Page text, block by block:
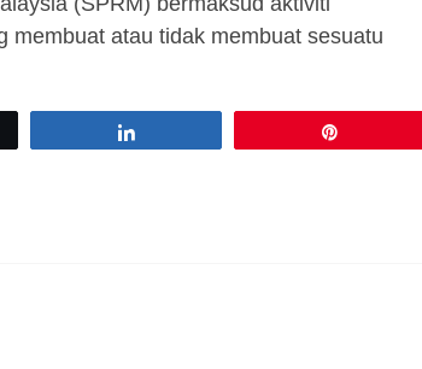
membuat atau tidak membuat sesuatu